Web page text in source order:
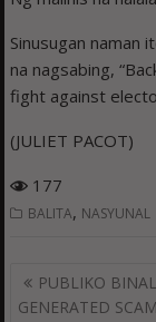
Sinusugan naman
na nagsabing,
fight against
(JULIET PACOT)
177
BALITA, NASYUNAL
Post
navigation
PUBLIKO
GENERATED SCAM